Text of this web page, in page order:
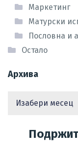
Маркетинг
Матурски
Пословна и
Остало
Архива